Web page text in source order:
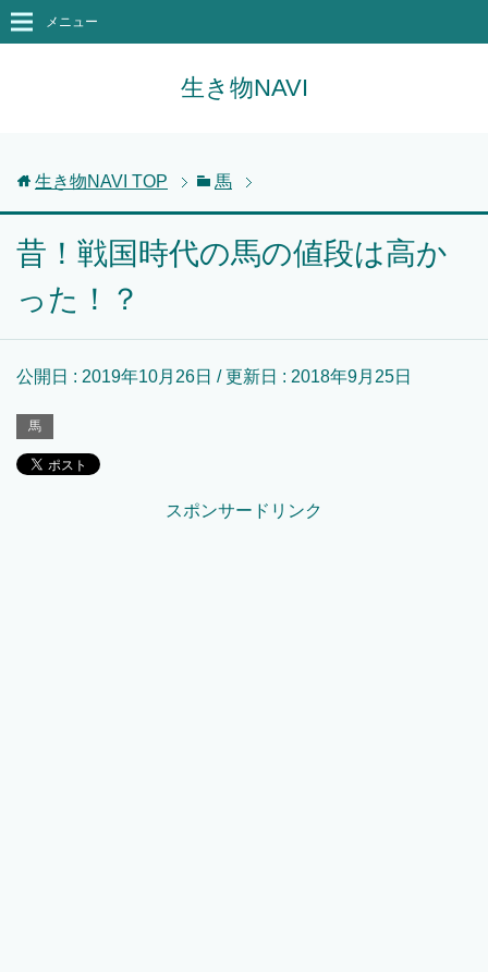
生き物NAVI
メニュー
生き物NAVI TOP 馬
昔！戦国時代の馬の値段は高か
った！？
公開日 : 2019年10月26日 / 更新日 : 2018年9月25日
馬
スポンサードリンク